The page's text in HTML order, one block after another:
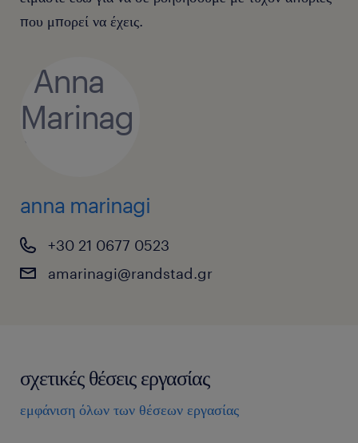
που μπορεί να έχεις.
anna marinagi
+30 21 0677 0523
amarinagi@randstad.gr
σχετικές θέσεις εργασίας
εμφάνιση όλων των θέσεων εργασίας